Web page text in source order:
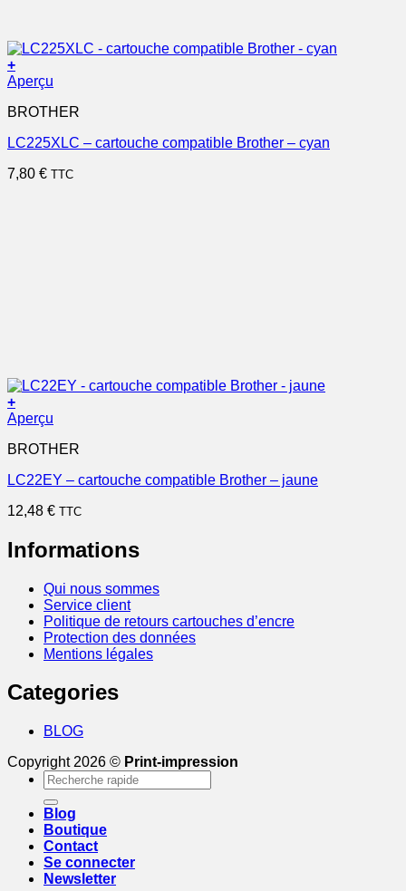
+
Aperçu
BROTHER
LC225XLC – cartouche compatible Brother – cyan
7,80 € TTC
+
Aperçu
BROTHER
LC22EY – cartouche compatible Brother – jaune
12,48 € TTC
Informations
Qui nous sommes
Service client
Politique de retours cartouches d’encre
Protection des données
Mentions légales
Categories
BLOG
Copyright 2026 © Print-impression
Recherche
pour :
Blog
Boutique
Contact
Se connecter
Newsletter